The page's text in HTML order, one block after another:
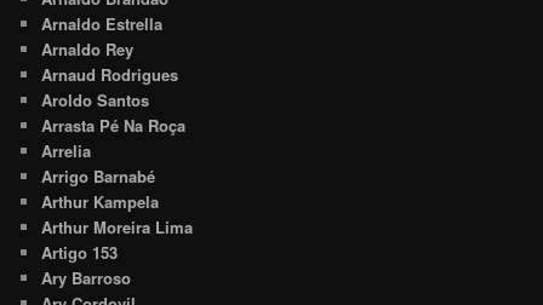
Arnaldo Estrella
Arnaldo Rey
Arnaud Rodrigues
Aroldo Santos
Arrasta Pé Na Roça
Arrelia
Arrigo Barnabé
Arthur Kampela
Arthur Moreira Lima
Artigo 153
Ary Barroso